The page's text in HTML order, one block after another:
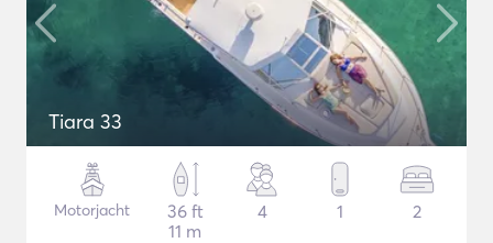
Tiara 33
Motorjacht
36 ft
11 m
4 1 2